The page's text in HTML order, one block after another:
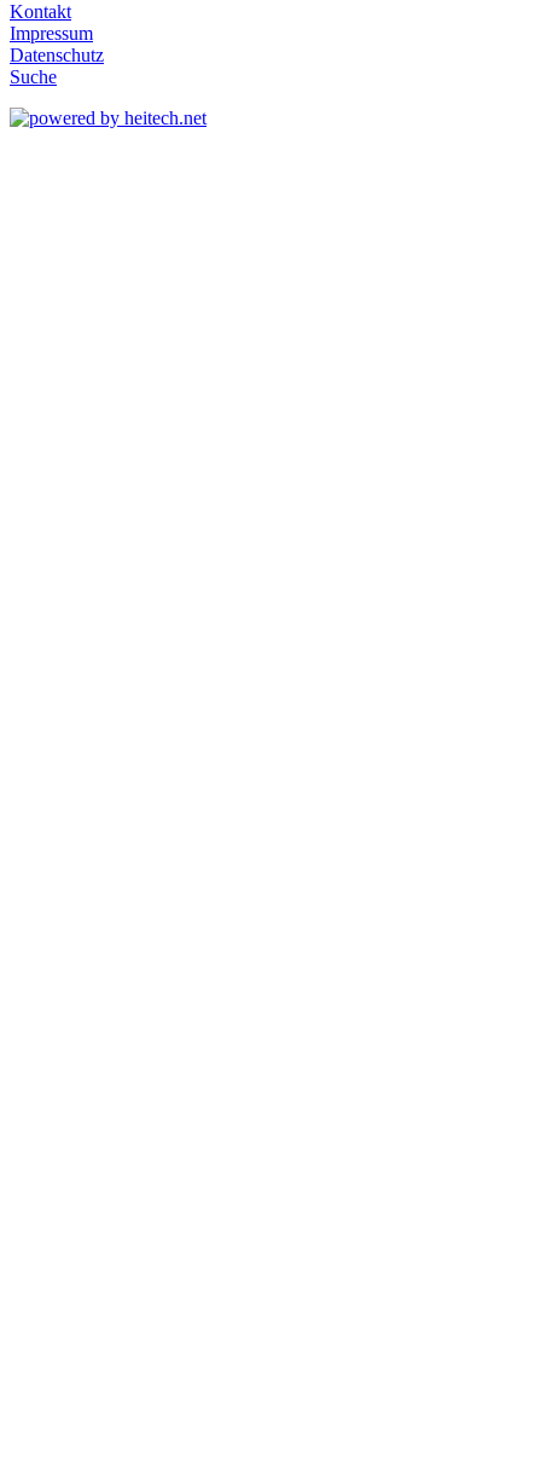
Kontakt
Impressum
Datenschutz
Suche